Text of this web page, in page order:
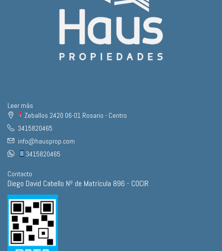
Leer más
Zeballos 2420 06-01 Rosario - Centro
3415820465
info@hausprop.com
3415820465
Contacto
Diego David Cabello Nº de Matrícula 896 - COCIR